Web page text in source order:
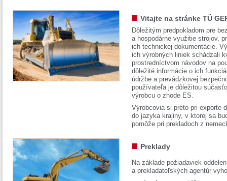
Vitajte na stránke TÜ
Dôležitým predpokladom pre
a hospodárne využitie strojov,
ich technickej dokumentácie.
ich výrobných liniek schádzali
prostredníctvom návodov na
dôležité informácie o ich
údržbe a prevádzkovej
používateľa je dôležitou
výrobcu o zhode ES.
Výrobcovia si preto pri exporte
do jazyka krajiny, v ktorej sa
pomôže pri prekladoch z
Preklady
Na základe požiadaviek
a prekladateľských agentúr